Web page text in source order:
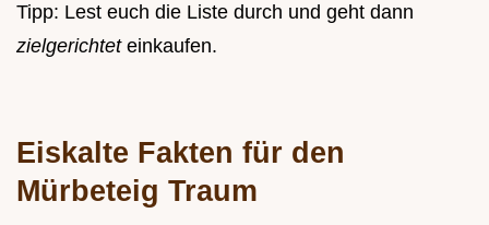
Tipp: Lest euch die Liste durch und geht dann
zielgerichtet einkaufen.
Eiskalte Fakten für den
Mürbeteig Traum